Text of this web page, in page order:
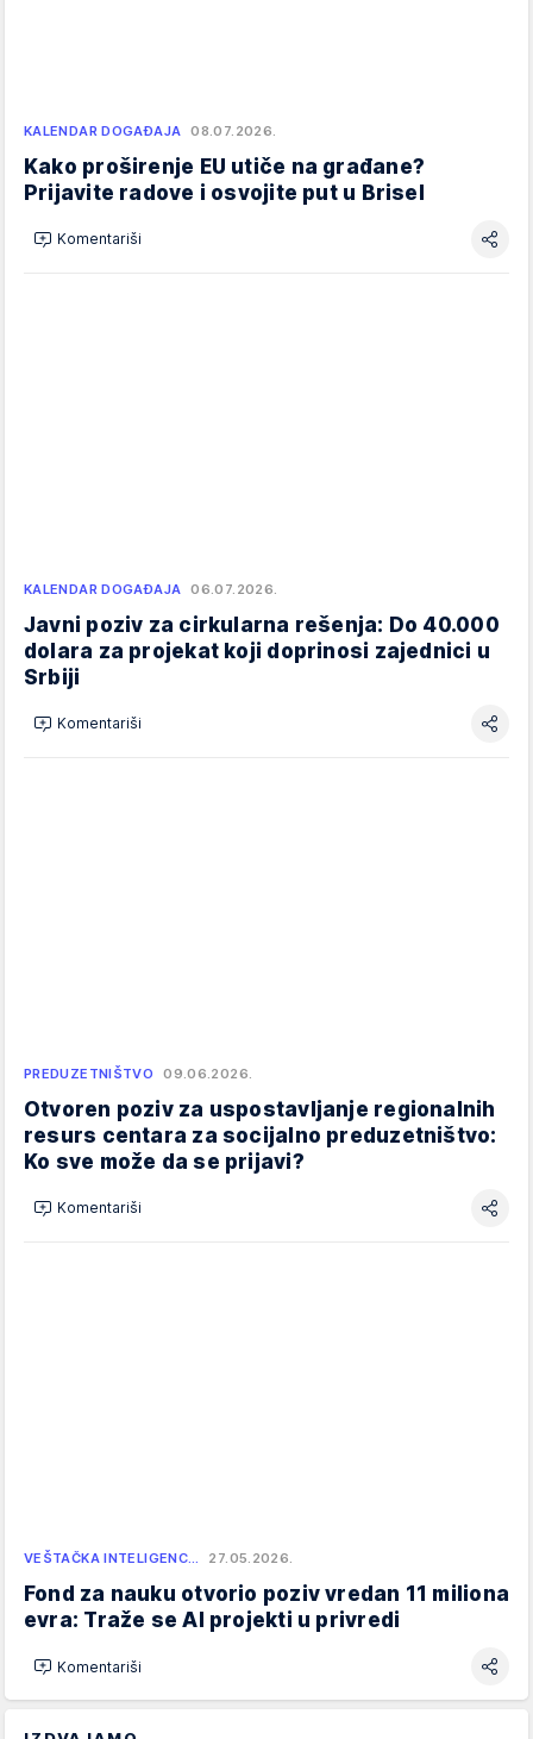
KALENDAR DOGAĐAJA 08.07.2026.
Kako proširenje EU utiče na građane?
Prijavite radove i osvojite put u Brisel
Komentariši
KALENDAR DOGAĐAJA 06.07.2026.
Javni poziv za cirkularna rešenja: Do 40.000
dolara za projekat koji doprinosi zajednici u
Srbiji
Komentariši
PREDUZETNIŠTVO 09.06.2026.
Otvoren poziv za uspostavljanje regionalnih
resurs centara za socijalno preduzetništvo:
Ko sve može da se prijavi?
Komentariši
VEŠTAČKA INTELIGENC… 27.05.2026.
Fond za nauku otvorio poziv vredan 11 miliona
evra: Traže se AI projekti u privredi
Komentariši